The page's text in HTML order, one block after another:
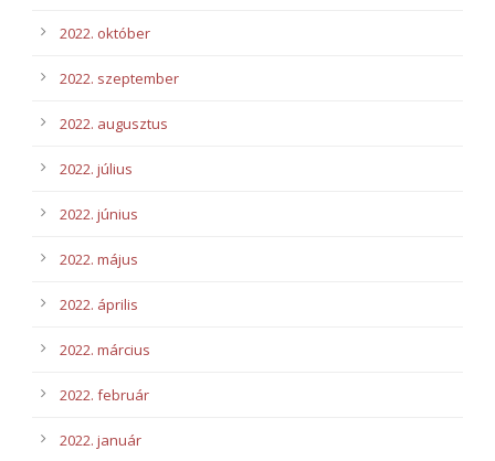
2022. október
2022. szeptember
2022. augusztus
2022. július
2022. június
2022. május
2022. április
2022. március
2022. február
2022. január